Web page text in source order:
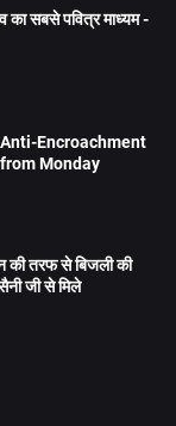
का सबसे पवित्र माध्यम -
Encroachment
Monday
की तरफ से बिजली की
जी से मिले